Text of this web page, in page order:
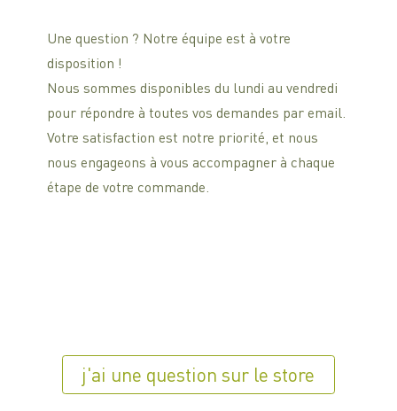
Une question ? Notre équipe est à votre
disposition !
Nous sommes disponibles du lundi au vendredi
pour répondre à toutes vos demandes par email.
Votre satisfaction est notre priorité, et nous
nous engageons à vous accompagner à chaque
étape de votre commande.
j'ai une question sur le store